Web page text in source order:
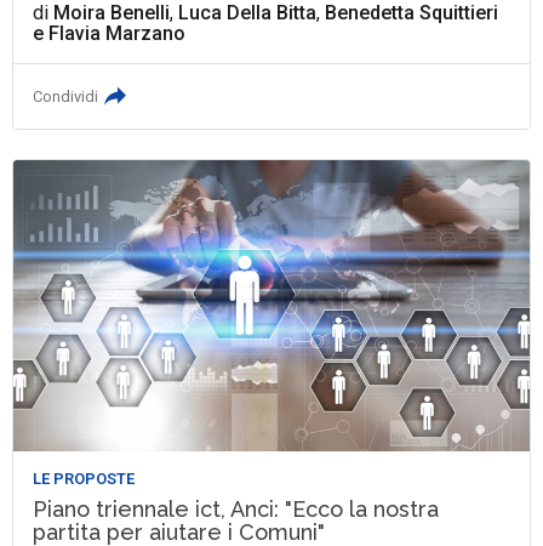
di Moira Benelli, Luca Della Bitta, Benedetta Squittieri
e Flavia Marzano
Condividi
LE PROPOSTE
Piano triennale ict, Anci: "Ecco la nostra
partita per aiutare i Comuni"